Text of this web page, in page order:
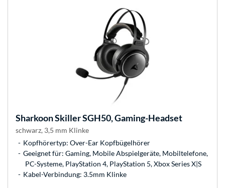
SharkoonSkiller SGH50, Gaming-Headset
schwarz, 3,5 mm Klinke
Kopfhörertyp: Over-Ear Kopfbügelhörer
Geeignet für: Gaming, Mobile Abspielgeräte, Mobiltelefone,
PC-Systeme, PlayStation 4, PlayStation 5, Xbox Series X|S
Kabel-Verbindung: 3.5mm Klinke